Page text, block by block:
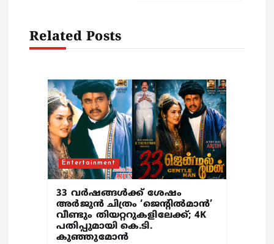
v
Related Posts
Entertainment
33 വർഷങ്ങൾക്ക് ശേഷം
അർജുൻ ചിത്രം ‘ജെന്റിൽമാൻ’
വീണ്ടും തിയറ്ററുകളിലേക്ക്; 4K
പതിപ്പുമായി കെ.ടി.
കുഞ്ഞുമോൻ